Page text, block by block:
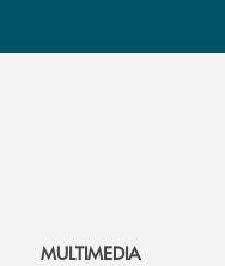
MULTIMEDIA